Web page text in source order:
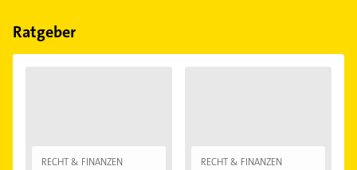
Feiertagen abweichen können.
Ratgeber
RECHT & FINANZEN RECHT & FINANZEN